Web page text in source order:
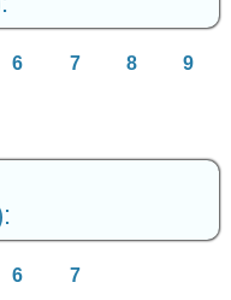
6 7 8 9
6 7